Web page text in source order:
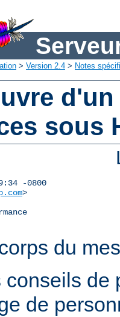
> Version 2.4 > Notes
sous
-0800
>
du
de